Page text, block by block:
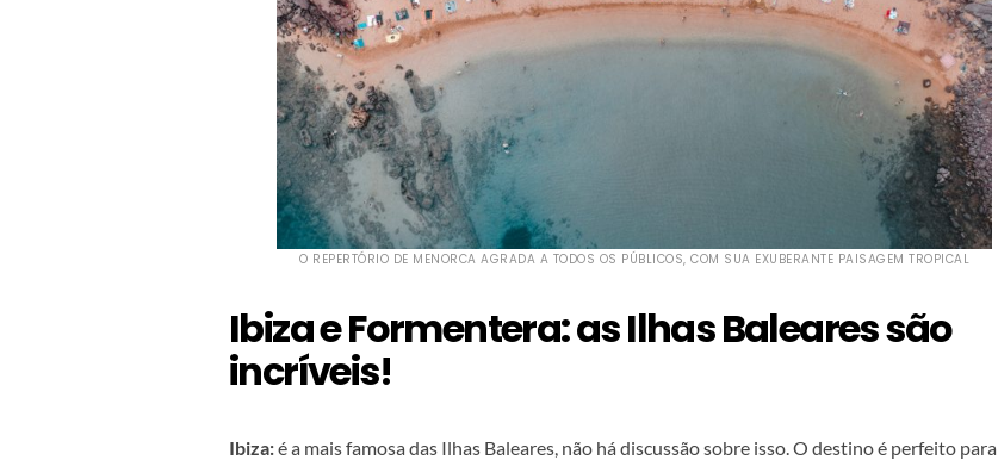
O REPERTÓRIO DE MENORCA AGRADA A TODOS OS PÚBLICOS, COM SUA EXUBERANTE PAISAGEM TROPICAL
Ibiza e Formentera: as Ilhas Baleares são
incríveis!
Ibiza:é a mais famosa das Ilhas Baleares, não há discussão sobre isso. O destino é perfeito para